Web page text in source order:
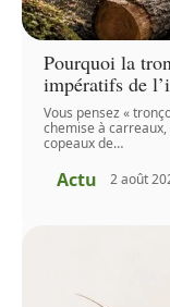
Pourquoi la
impératifs de
Vous pensez «
chemise à
copeaux de…
Actu 2 août